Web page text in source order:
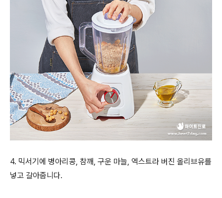
4. 믹서기에 병아리콩, 참깨, 구운 마늘, 엑스트라 버진 올리브유를
넣고 갈아줍니다.